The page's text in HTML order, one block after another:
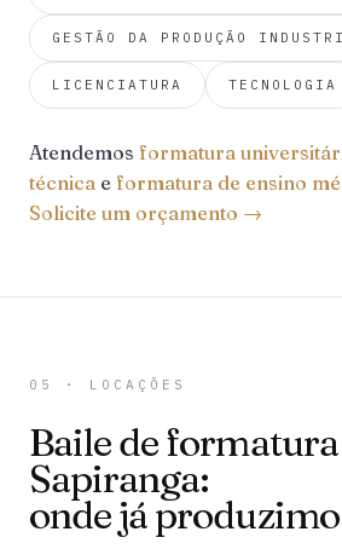
GESTÃO DA PRODUÇÃO
LICENCIATURA TECNOLOGIA
Atendemos formatura
técnica e formatura de ensino
Solicite um orçamento →
05 · LOCAÇÕES
Baile de
Sapiranga:
onde já